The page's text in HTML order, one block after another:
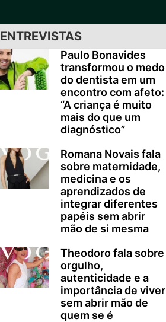
ENTREVISTAS
Paulo Bonavides
transformou o medo
do dentista em um
encontro com afeto:
“A criança é muito
mais do que um
diagnóstico”
Romana Novais fala
sobre maternidade,
medicina e os
aprendizados de
integrar diferentes
papéis sem abrir
mão de si mesma
Theodoro fala sobre
orgulho,
autenticidade e a
importância de viver
sem abrir mão de
quem se é